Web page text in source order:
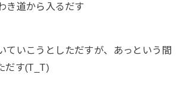
き道から入るだす
ていこうとしただすが、あっという間
だす(T_T)